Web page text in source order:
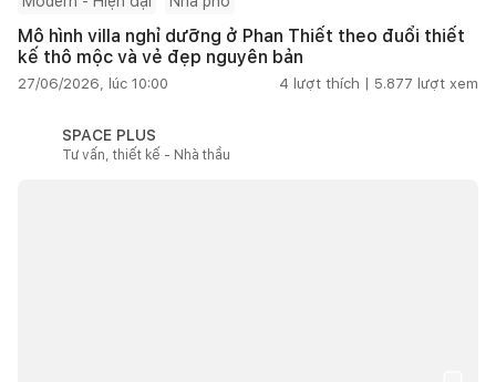
Mô hình villa nghỉ dưỡng ở Phan Thiết theo đuổi thiết
kế thô mộc và vẻ đẹp nguyên bản
27/06/2026, lúc 10:00 4 lượt thích | 5.877 lượt xem
SPACE PLUS
Tư vấn, thiết kế - Nhà thầu